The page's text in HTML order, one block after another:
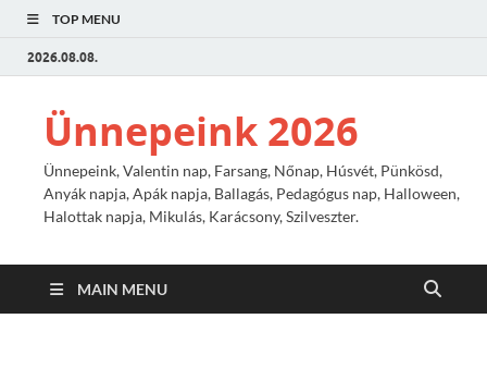
TOP MENU
2026.08.08.
Ünnepeink 2026
Ünnepeink, Valentin nap, Farsang, Nőnap, Húsvét, Pünkösd,
Anyák napja, Apák napja, Ballagás, Pedagógus nap, Halloween,
Halottak napja, Mikulás, Karácsony, Szilveszter.
MAIN MENU